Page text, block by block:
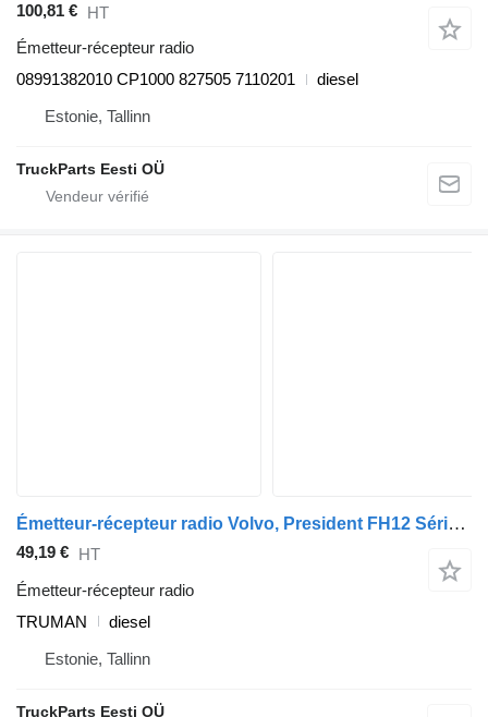
100,81 € HT
Émetteur-récepteur radio
08991382010 CP1000 827505 7110201
diesel
Estonie, Tallinn
TruckParts Eesti OÜ
Émetteur-récepteur radio Volvo, President FH12 Série 2 (01.02-) TRUMAN pour tracteur routier Volvo FH12, FH16, NH12, FH, VNL780 (1993-2014)
49,19 € HT
Émetteur-récepteur radio
TRUMAN
diesel
Estonie, Tallinn
TruckParts Eesti OÜ